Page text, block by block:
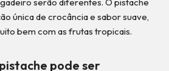
única de crocância e sabor suave,
bem com as frutas tropicais.
pode ser